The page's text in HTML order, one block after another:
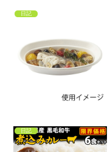
日記
日記